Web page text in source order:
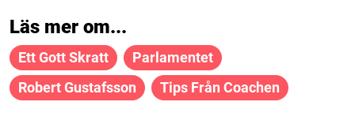
Läs mer om...
Ett Gott Skratt
Parlamentet
Robert Gustafsson
Tips Från Coachen